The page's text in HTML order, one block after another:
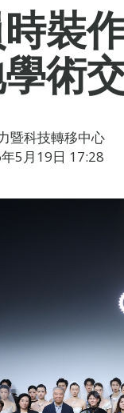
裝
術
暨科技轉移中心
5月19日 17:28